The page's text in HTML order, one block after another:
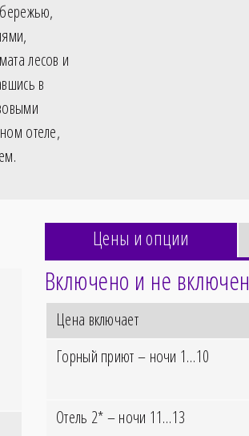
лесов и
в
отеле,
Цены и опции
Включено и не
Цена включает
Горный приют – ночи 1…10
Отель 2* – ночи 11…13